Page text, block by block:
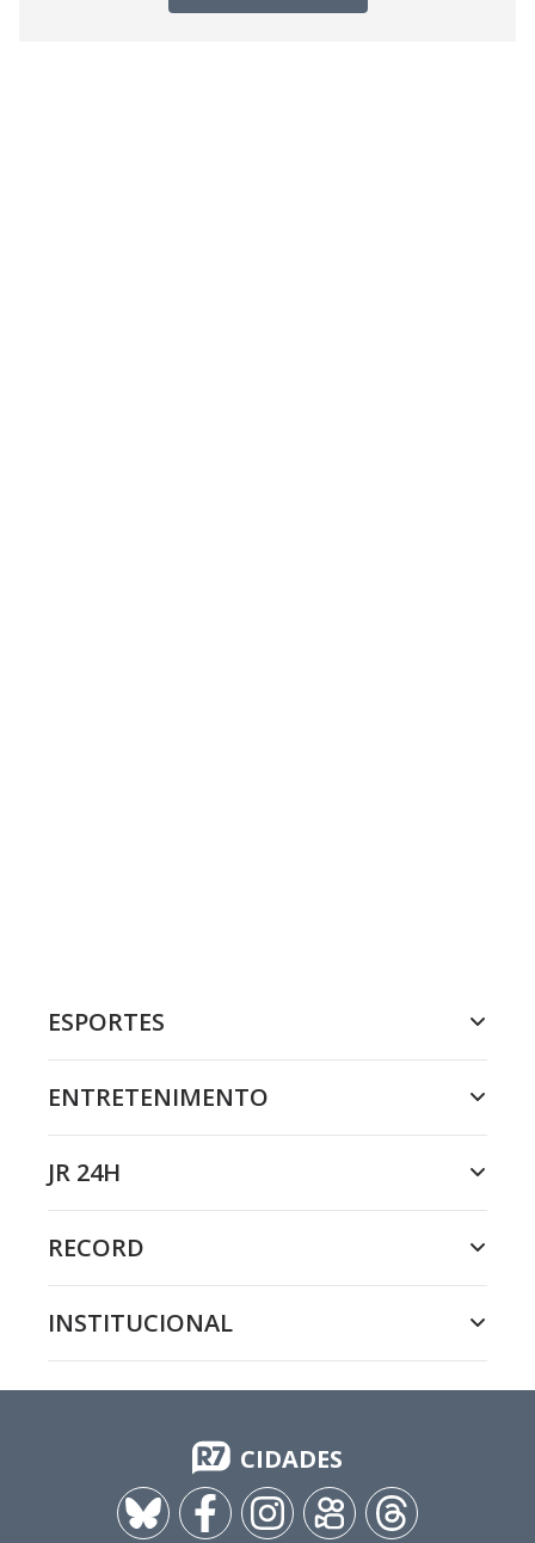
ESPORTES
ENTRETENIMENTO
JR 24H
RECORD
INSTITUCIONAL
CIDADES